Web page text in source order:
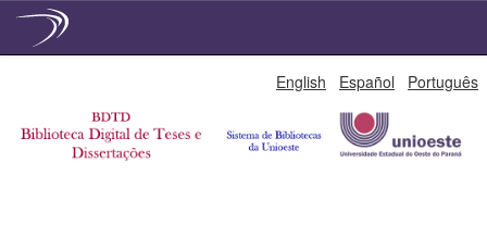
English Español Português